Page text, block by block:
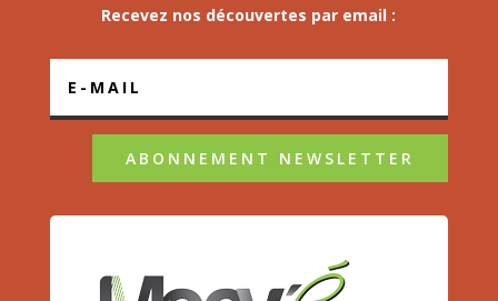
Recevez nos découvertes par email :
ABONNEMENT NEWSLETTER